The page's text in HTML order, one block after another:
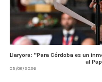
Llaryora: “Para Córdoba es un
al
05/08/2026